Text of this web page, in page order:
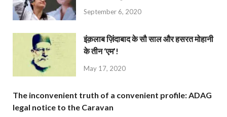
September 6, 2020
इंक़लाब ज़िंदाबाद के सौ साल और हसरत मोहानी
के तीन ‘एम’!
May 17, 2020
The inconvenient truth of a convenient profile: ADAG
legal notice to the Caravan